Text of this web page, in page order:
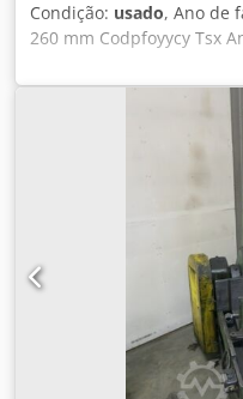
Condição: usado, Ano de
260 mm Codpfoyycy Tsx
serra 480 mm Curso .
Peso da máquina aprox. .
. m Os dados técnicos
operador e, portanto,
Reservamo-nos o direito
exclusivamente as
comércio. Sobre nós
estoque mais de 15.000
capacidade de içamento
acessórios para sua
linhas de produção ou
contato conosco. Outras
website. Visitas
visita. Equipe Markus